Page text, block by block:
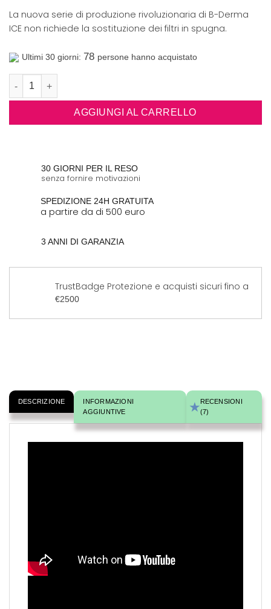
La nuova serie di produzione rivoluzionaria di B-Derma
ICE non richiede la sostituzione dei filtri in spugna.
Ultimi 30 giorni: 78 persone hanno acquistato
B-Derma ICE Aspiratore Punti Neri Professionale, Estrattore
AGGIUNGI AL CARRELLO
30 GIORNI PER IL RESO
senza fornire motivazioni
SPEDIZIONE 24H GRATUITA
a partire da di 500 euro
3 ANNI DI GARANZIA
TrustBadge Protezione e acquisti sicuri fino a
€2500
DESCRIZIONE
INFORMAZIONI
AGGIUNTIVE
RECENSIONI
(7)